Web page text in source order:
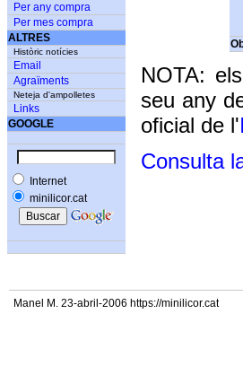
Per any compra
Per mes compra
ALTRES
Històric notícies
Email
Agraïments
Neteja d'ampolletes
Links
GOOGLE
Internet
minilicor.cat
NOTA:
seu any
oficial de l'
Consulta
Manel M. 23-abril-2006 https://minilicor.cat